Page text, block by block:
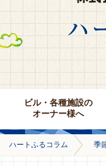
ビル・各種施設の
オーナー様へ
ハートふるコラム 季